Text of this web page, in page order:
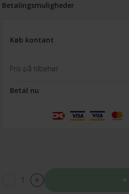
Betalingsmuligheder
Køb kontant
Pris på tilbehør
Betal nu
1